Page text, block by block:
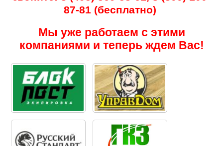
87-81 (бесплатно)
Мы уже работаем с этими
компаниями и теперь ждем Вас!